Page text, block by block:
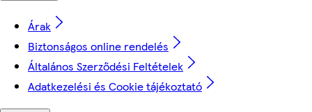
Árak
Biztonságos online rendelés
Általános Szerződési Feltételek
Adatkezelési és Cookie tájékoztató